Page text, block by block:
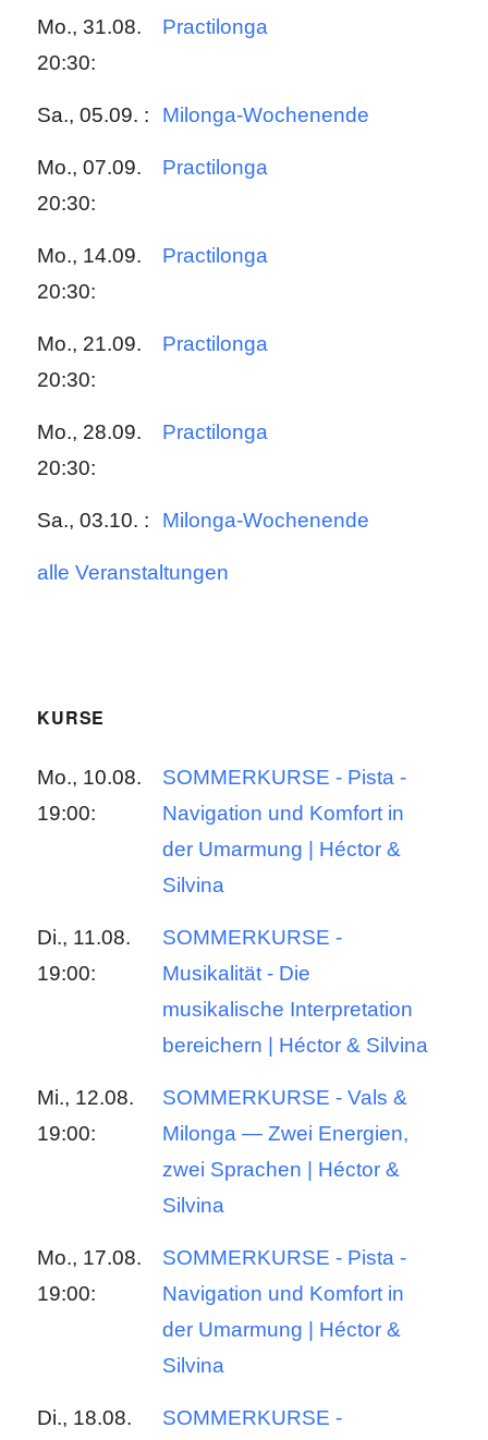
Mo., 31.08.
20:30:
Practilonga
Sa., 05.09. : Milonga-Wochenende
Mo., 07.09.
20:30:
Practilonga
Mo., 14.09.
20:30:
Practilonga
Mo., 21.09.
20:30:
Practilonga
Mo., 28.09.
20:30:
Practilonga
Sa., 03.10. : Milonga-Wochenende
alle Veranstaltungen
KURSE
Mo., 10.08.
19:00:
SOMMERKURSE - Pista -
Navigation und Komfort in
der Umarmung | Héctor &
Silvina
Di., 11.08.
19:00:
SOMMERKURSE -
Musikalität - Die
musikalische Interpretation
bereichern | Héctor & Silvina
Mi., 12.08.
19:00:
SOMMERKURSE - Vals &
Milonga — Zwei Energien,
zwei Sprachen | Héctor &
Silvina
Mo., 17.08.
19:00:
SOMMERKURSE - Pista -
Navigation und Komfort in
der Umarmung | Héctor &
Silvina
Di., 18.08.
SOMMERKURSE -